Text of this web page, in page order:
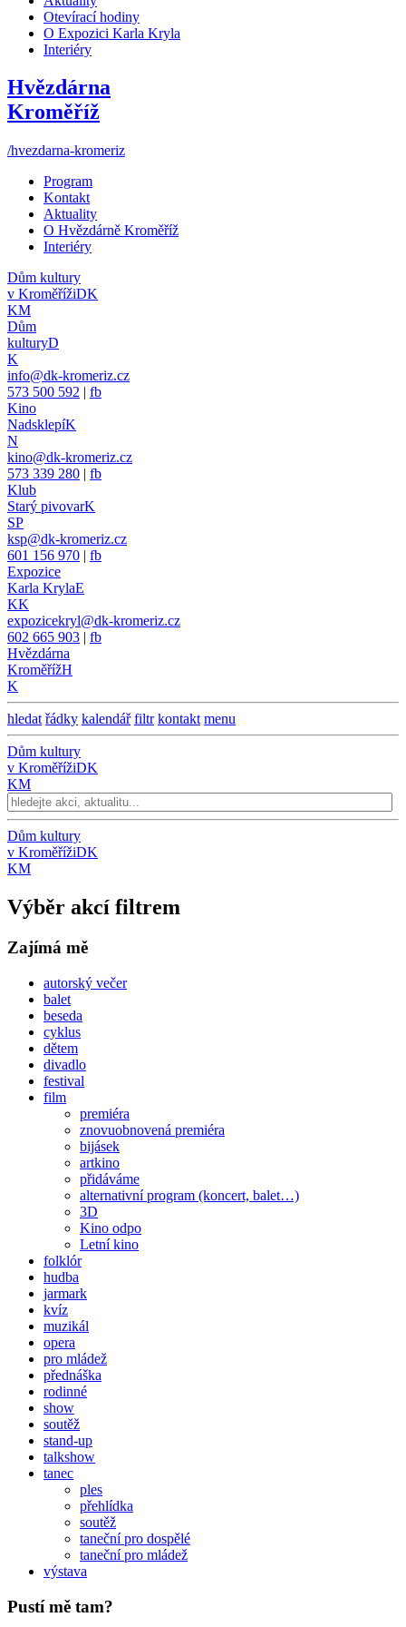
Otevírací hodiny
O Expozici Karla Kryla
Interiéry
Hvězdárna
Kroměříž
/hvezdarna-kromeriz
Program
Kontakt
Aktuality
O Hvězdárně Kroměříž
Interiéry
Dům kultury
v KroměřížiDK
KM
Dům
kulturyD
K
info@dk-kromeriz.cz
573 500 592 | fb
Kino
NadsklepíK
N
kino@dk-kromeriz.cz
573 339 280 | fb
Klub
Starý pivovarK
SP
ksp@dk-kromeriz.cz
601 156 970 | fb
Expozice
Karla KrylaE
KK
expozicekryl@dk-kromeriz.cz
602 665 903 | fb
Hvězdárna
KroměřížH
K
hledat řádky kalendář filtr kontakt menu
Dům kultury
v KroměřížiDK
KM
Dům kultury
v KroměřížiDK
KM
Výběr akcí filtrem
Zajímá mě
autorský večer
balet
beseda
cyklus
dětem
divadlo
festival
film
premiéra
znovuobnovená premiéra
bijásek
artkino
přidáváme
alternativní program (koncert, balet…)
3D
Kino odpo
Letní kino
folklór
hudba
jarmark
kvíz
muzikál
opera
pro mládež
přednáška
rodinné
show
soutěž
stand-up
talkshow
tanec
ples
přehlídka
soutěž
taneční pro dospělé
taneční pro mládež
výstava
Pustí mě tam?